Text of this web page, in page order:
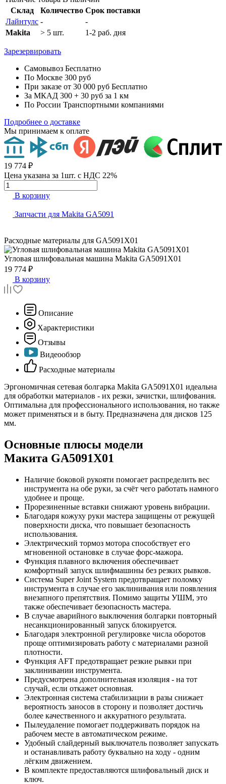
Склад
Количество Срок поставки
Лайнтулс -
-
Makita
> 5 шт. 1-2 раб. дня
Зарезервировать
Самовывоз Бесплатно
По Москве 300 руб
При заказе от 30 000 руб Бесплатно
За МКАД 300 + 30 руб за 1 км
По России Транспортными компаниями
Подробнее о доставке
Мы принимаем к оплате
19 774 ₽
Цена указана за 1шт. с НДС 22%
В корзину
Запчасти для Makita GA5091
Расходные материалы для GA5091X01
Угловая шлифовальная машина Makita GA5091X01
19 774 ₽
В корзину
Описание
Характеристики
Отзывы
Видеообзор
Расходные материалы
Эргономичная сетевая болгарка Makita GA5091X01 идеальна
для обработки материалов - их резки, зачистки, шлифования.
Оптимальна для профессионального использования, но также
может применяться и в быту. Предназначена для дисков 125
мм.
Основные плюсы модели
Макита GA5091X01
Наличие боковой рукояти помогает распределить вес
инструмента на обе руки, за счёт чего работать намного
удобнее и проще.
Прорезиненные вставки снижают уровень вибрации.
Благодаря кожуху руки мастера защищены от режущей
поверхности диска, что повышает безопасность
использования.
Электрический тормоз мотора способствует его
мгновенной остановке в случае форс-мажора.
Функция плавного включения обеспечивает
комфортный запуск шлифмашины без резких рывков.
Система Super Joint System предотвращает поломку
инструмента в случае его заклинивания или появления
внезапного препятствия. Помимо защиты УШМ, это
также обеспечивает безопасность мастера.
В случае аварийного выключения болгарки повторный
несанкционированный запуск блокируется.
Благодаря электронной регулировке числа оборотов
проще оптимизировать работу с материалами разной
плотности.
Функция AFT предотвращает резкие рывки при
заклинивании инструмента.
Предусмотрена дополнительная изоляция - на тот
случай, если откажет основная.
Электронная система стабилизации в разы снижает
вероятность заносов в сторону и позволяет достичь
более качественного и аккуратного результата.
Пылеудаление помогает поддерживать порядок на
рабочем месте в автоматическом режиме.
Удобный слайдерный выключатель позволяет запускать
и останавливать работу буквально на ходу - одним
лёгким движением.
В комплекте предоставляются шлифовальный диск и
ключ.